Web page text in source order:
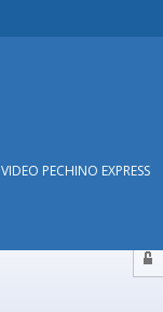
VIDEO PECHINO EXPRESS